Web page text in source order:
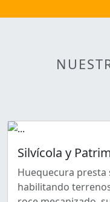
Silvícola y
Huequecura presta
habilitando